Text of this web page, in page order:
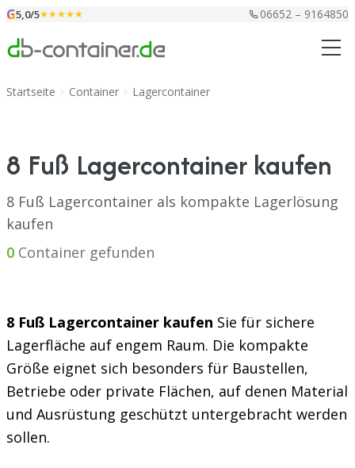
Zum Inhalt springen
G5,0/5★★★★★ 06652 – 9164850
Startseite Container Lagercontainer
8 Fuß Lagercontainer kaufen
8 Fuß Lagercontainer als kompakte Lagerlösung
kaufen
0 Container gefunden
8 Fuß Lagercontainer kaufen Sie für sichere
Lagerfläche auf engem Raum. Die kompakte
Größe eignet sich besonders für Baustellen,
Betriebe oder private Flächen, auf denen Material
und Ausrüstung geschützt untergebracht werden
sollen.